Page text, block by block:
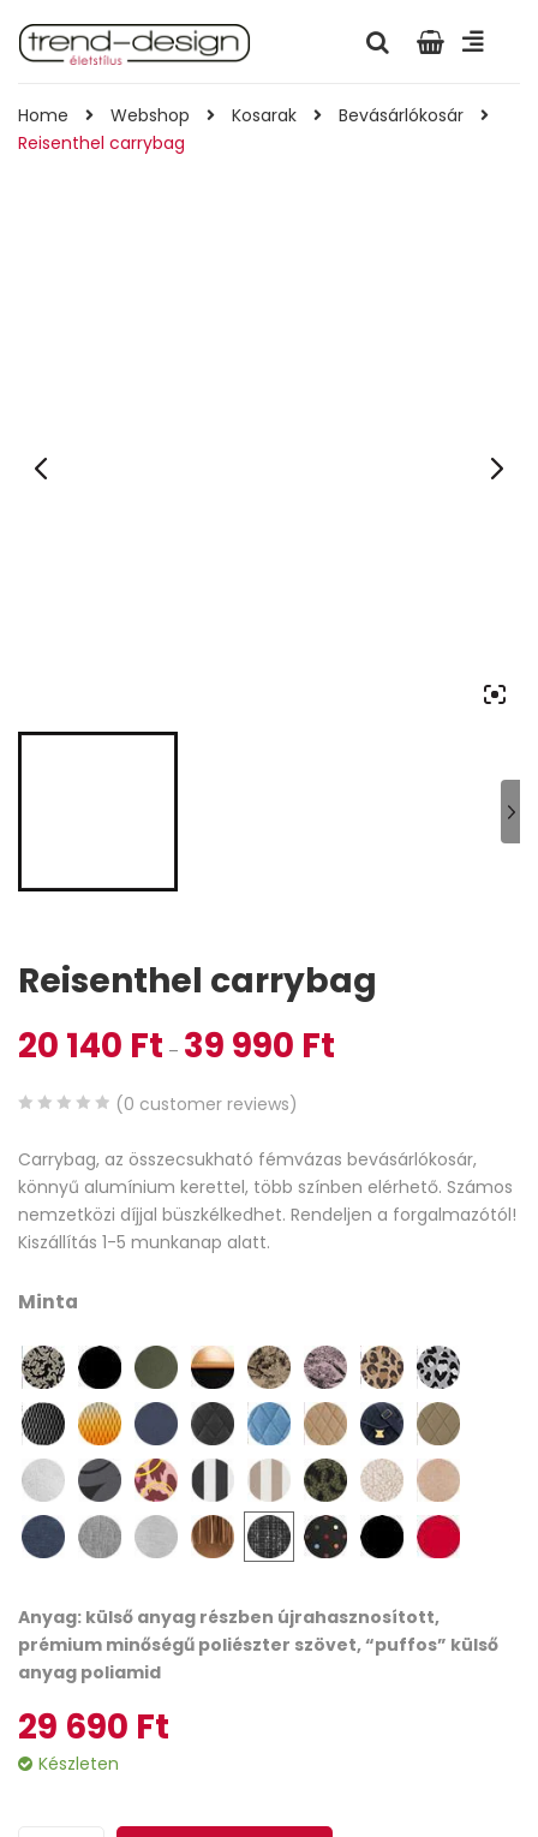
Home Webshop Kosarak
Bevásárlókosár
Reisenthel carrybag
Reisenthel carrybag
20 140 Ft – 39 990 Ft
out
of
based
on
ratings
(0 customer reviews)
Carrybag, az összecsukható fémvázas bevásárlókosár,
könnyű alumínium kerettel, több színben elérhető. Számos
nemzetközi díjjal büszkélkedhet. Rendeljen a forgalmazótól!
Kiszállítás 1-5 munkanap alatt.
Minta
Anyag: külső anyag részben újrahasznosított,
prémium minőségű poliészter szövet, “puffos” külső
anyag poliamid
29 690 Ft
Készleten